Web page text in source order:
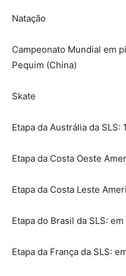
Natação
Campeonato Mundial em
Pequim (China)
Skate
Etapa da Austrália da SLS:
Etapa da Costa Oeste
Etapa da Costa Leste
Etapa do Brasil da SLS:
Etapa da França da SLS: